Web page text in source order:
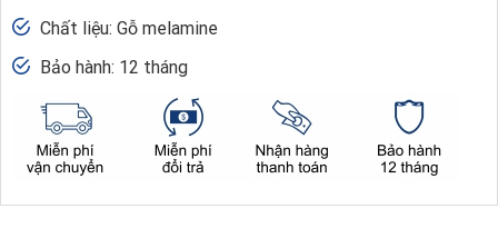
Chất liệu: Gỗ melamine
Bảo hành: 12 tháng